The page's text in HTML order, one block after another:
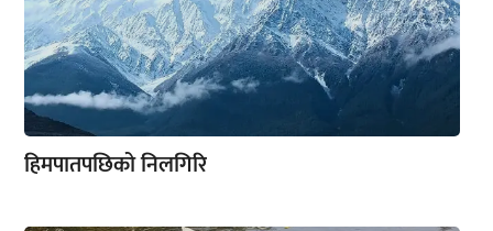
हिमपातपछिको निलगिरि